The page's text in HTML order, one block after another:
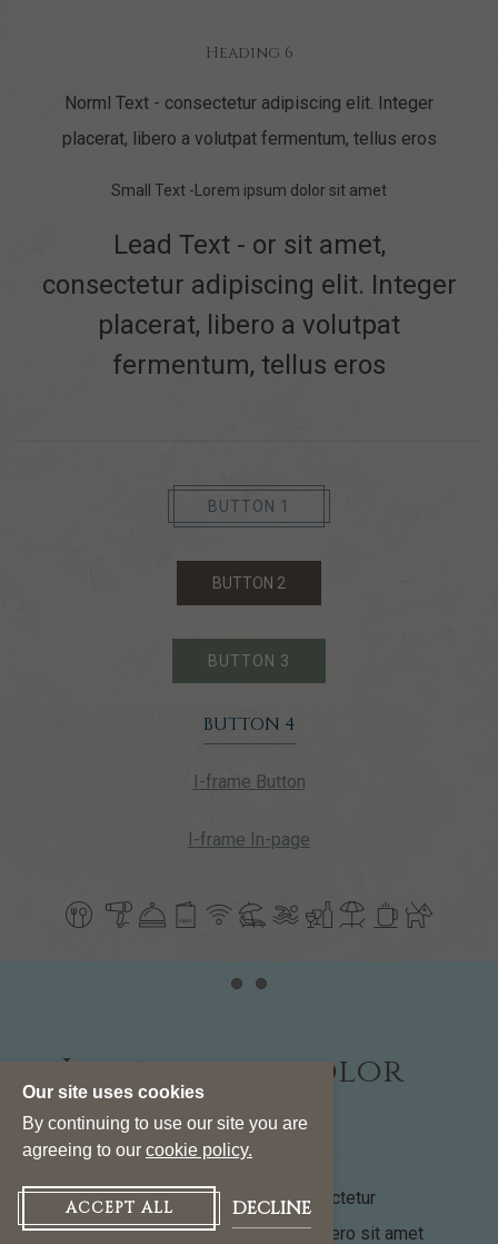
Heading 6
Norml Text - consectetur adipiscing elit. Integer
placerat, libero a volutpat fermentum, tellus eros
Small Text -Lorem ipsum dolor sit amet
Lead Text - or sit amet,
consectetur adipiscing elit. Integer
placerat, libero a volutpat
fermentum, tellus eros
BUTTON 1
BUTTON 2
BUTTON 3
BUTTON 4
I-frame Button
I-frame In-page
Item 1
Lorem ipsum dolor
sit amet
Lorem ipsum dolor sit amet, consectetur
adipiscing elit. Fusce dignissim libero sit amet
Our site uses cookies
By continuing to use our site you are
agreeing to our cookie policy.
ACCEPT ALL DECLINE